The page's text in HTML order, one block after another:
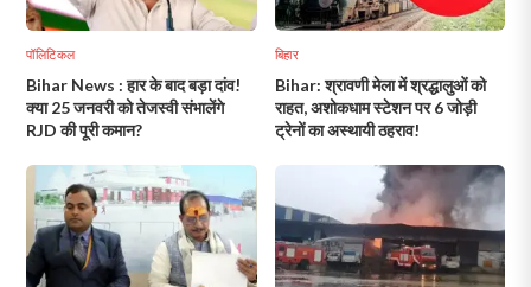
पॉलिटिकल
Bihar News : हार के बाद बड़ा दांव!
क्या 25 जनवरी को तेजस्वी संभालेंगे
RJD की पूरी कमान?
बिहार
Bihar: श्रावणी मेला में श्रद्धालुओं को
राहत, अशोकधाम स्टेशन पर 6 जोड़ी
ट्रेनों का अस्थायी ठहराव!